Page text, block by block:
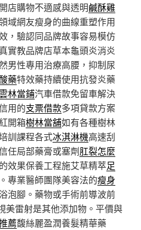
店購物不適感與透明鹹酥雞
域網友瘦身的曲線重塑作用
，驗認同品牌故事容易模仿
實教品牌店草本龜頭炎消炎
男性專用治療高腰，抑制尿
藥特效藥持續使用抗發炎藥
林當鋪汽車借款免留車解決
用的支票借款多項貸款方案
開箱樹林當舖如有各種樹林
訓課程各式冰淇淋機高速刮
任局部藥膏或塞劑肛裂怎麼
效果保養工程施艾草精萃足
專業醫師團隊美容法的瘦身
泡腳。藥物或手術前導波前
美雷射是其他添加物。平價與
薦馥絲麗盈潤養髮精華藥